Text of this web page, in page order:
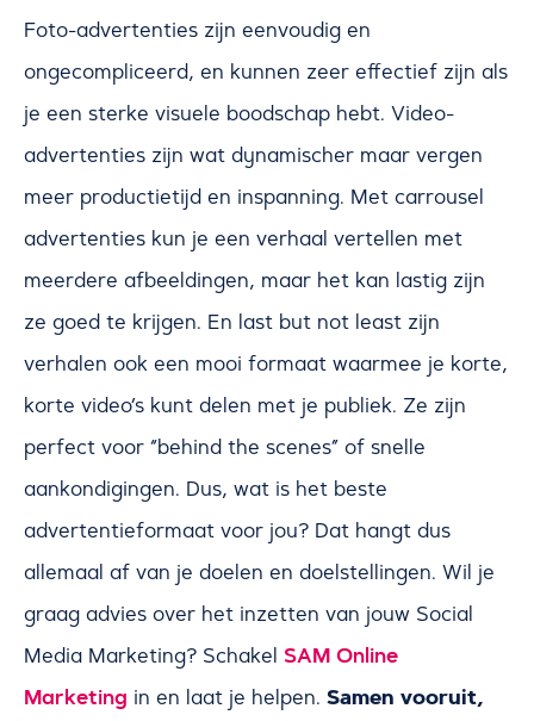
Foto-advertenties zijn eenvoudig en
ongecompliceerd, en kunnen zeer effectief zijn als
je een sterke visuele boodschap hebt. Video-
advertenties zijn wat dynamischer maar vergen
meer productietijd en inspanning. Met carrousel
advertenties kun je een verhaal vertellen met
meerdere afbeeldingen, maar het kan lastig zijn
ze goed te krijgen. En last but not least zijn
verhalen ook een mooi formaat waarmee je korte,
korte video’s kunt delen met je publiek. Ze zijn
perfect voor “behind the scenes” of snelle
aankondigingen. Dus, wat is het beste
advertentieformaat voor jou? Dat hangt dus
allemaal af van je doelen en doelstellingen. Wil je
graag advies over het inzetten van jouw Social
Media Marketing? Schakel SAM Online
Marketing in en laat je helpen. Samen vooruit,